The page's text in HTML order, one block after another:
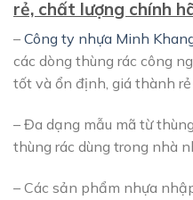
rẻ, chất lượng chính
– Công ty nhựa Minh
các dòng thùng rác công
tốt và ổn định, giá thành rẻ
– Đa dạng mẫu mã từ
thùng rác dùng trong nhà
– Các sản phẩm nhựa